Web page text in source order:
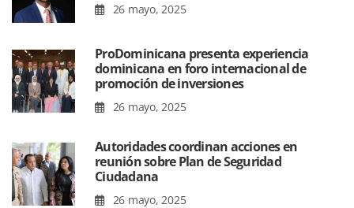
26 mayo, 2025
ProDominicana presenta experiencia
dominicana en foro internacional de
promoción de inversiones
26 mayo, 2025
Autoridades coordinan acciones en
reunión sobre Plan de Seguridad
Ciudadana
26 mayo, 2025